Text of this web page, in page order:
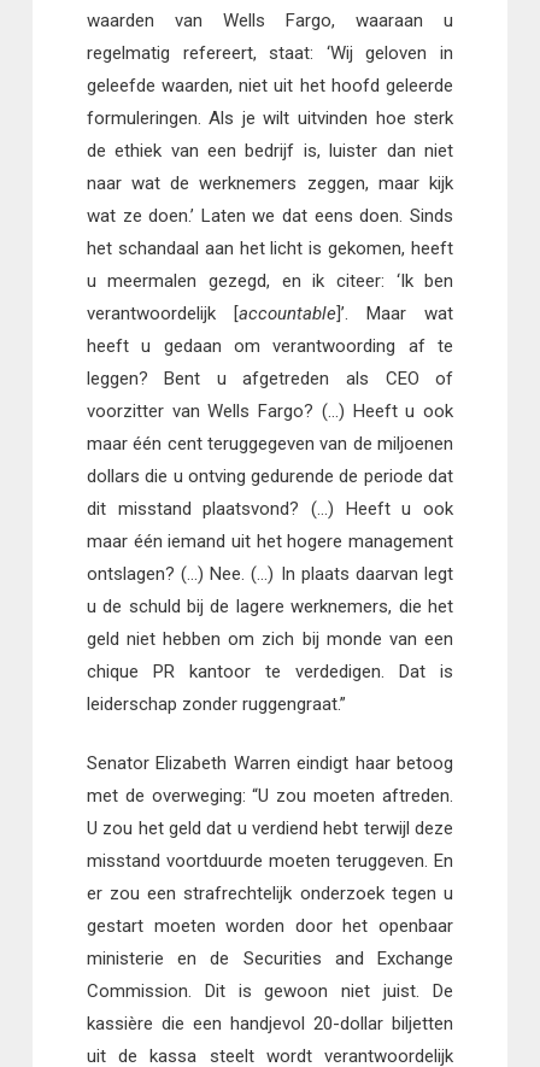
waarden van Wells Fargo, waaraan u
regelmatig refereert, staat: ‘Wij geloven in
geleefde waarden, niet uit het hoofd geleerde
formuleringen. Als je wilt uitvinden hoe sterk
de ethiek van een bedrijf is, luister dan niet
naar wat de werknemers zeggen, maar kijk
wat ze doen.’ Laten we dat eens doen. Sinds
het schandaal aan het licht is gekomen, heeft
u meermalen gezegd, en ik citeer: ‘Ik ben
verantwoordelijk [accountable]’. Maar wat
heeft u gedaan om verantwoording af te
leggen? Bent u afgetreden als CEO of
voorzitter van Wells Fargo? (…) Heeft u ook
maar één cent teruggegeven van de miljoenen
dollars die u ontving gedurende de periode dat
dit misstand plaatsvond? (…) Heeft u ook
maar één iemand uit het hogere management
ontslagen? (…) Nee. (…) In plaats daarvan legt
u de schuld bij de lagere werknemers, die het
geld niet hebben om zich bij monde van een
chique PR kantoor te verdedigen. Dat is
leiderschap zonder ruggengraat.”
Senator Elizabeth Warren eindigt haar betoog
met de overweging: “U zou moeten aftreden.
U zou het geld dat u verdiend hebt terwijl deze
misstand voortduurde moeten teruggeven. En
er zou een strafrechtelijk onderzoek tegen u
gestart moeten worden door het openbaar
ministerie en de Securities and Exchange
Commission. Dit is gewoon niet juist. De
kassière die een handjevol 20-dollar biljetten
uit de kassa steelt wordt verantwoordelijk